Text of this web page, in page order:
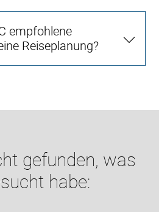
empfohlene
Reiseplanung?
gefunden, was
habe: